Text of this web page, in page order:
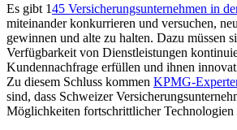
Es gibt 145 Versicherungsunternehmen in
miteinander konkurrieren und versuchen,
gewinnen und alte zu halten. Dazu müssen
Verfügbarkeit von Dienstleistungen
Kundennachfrage erfüllen und ihnen
Zu diesem Schluss kommen KPMG-
sind, dass Schweizer
Möglichkeiten fortschrittlicher Technologien